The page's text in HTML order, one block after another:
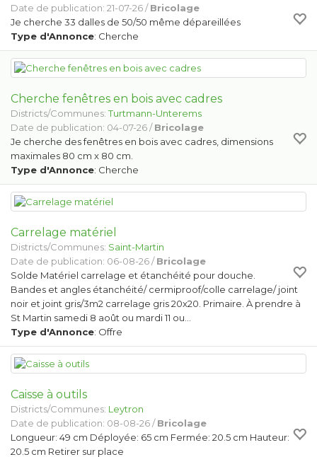
Date de publication: 21-07-26 /Bricolage
Je cherche 33 dalles de 50/50 même dépareillées
Type d'Annonce: Cherche
Cherche fenêtres en bois avec cadres
Districts/Communes:Turtmann-Unterems
Date de publication: 04-07-26 /Bricolage
Je cherche des fenêtres en bois avec cadres, dimensions
maximales 80 cm x 80 cm.
Type d'Annonce: Cherche
Carrelage matériel
Districts/Communes: Saint-Martin
Date de publication: 06-08-26 /Bricolage
Solde Matériel carrelage et étanchéité pour douche.
Bandes et angles étanchéité/ cermiproof/colle carrelage/ joint
noir et joint gris/3m2 carrelage gris 20x20. Primaire. À prendre à
St Martin samedi 8 août ou mardi 11 ou…
Type d'Annonce: Offre
Caisse à outils
Districts/Communes: Leytron
Date de publication: 08-08-26 /Bricolage
Longueur: 49 cm Déployée: 65 cm Fermée: 20.5 cm Hauteur:
20.5 cm Retirer sur place